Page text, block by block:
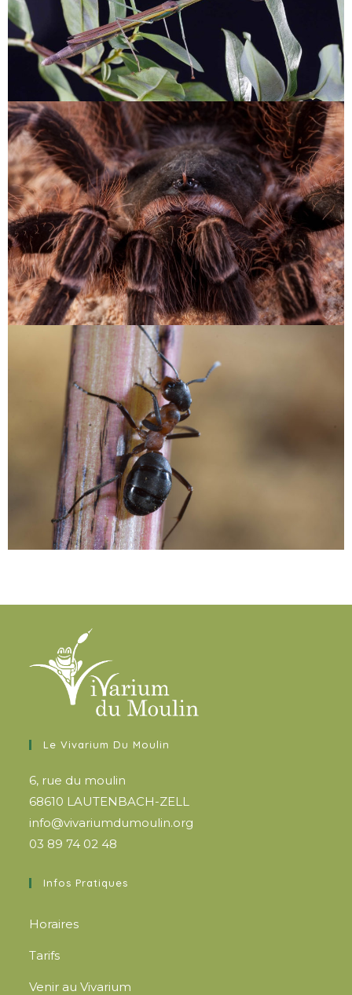
Le Vivarium Du Moulin
6, rue du moulin
68610 LAUTENBACH-ZELL
info@vivariumdumoulin.org
03 89 74 02 48
Infos Pratiques
Horaires
Tarifs
Venir au Vivarium